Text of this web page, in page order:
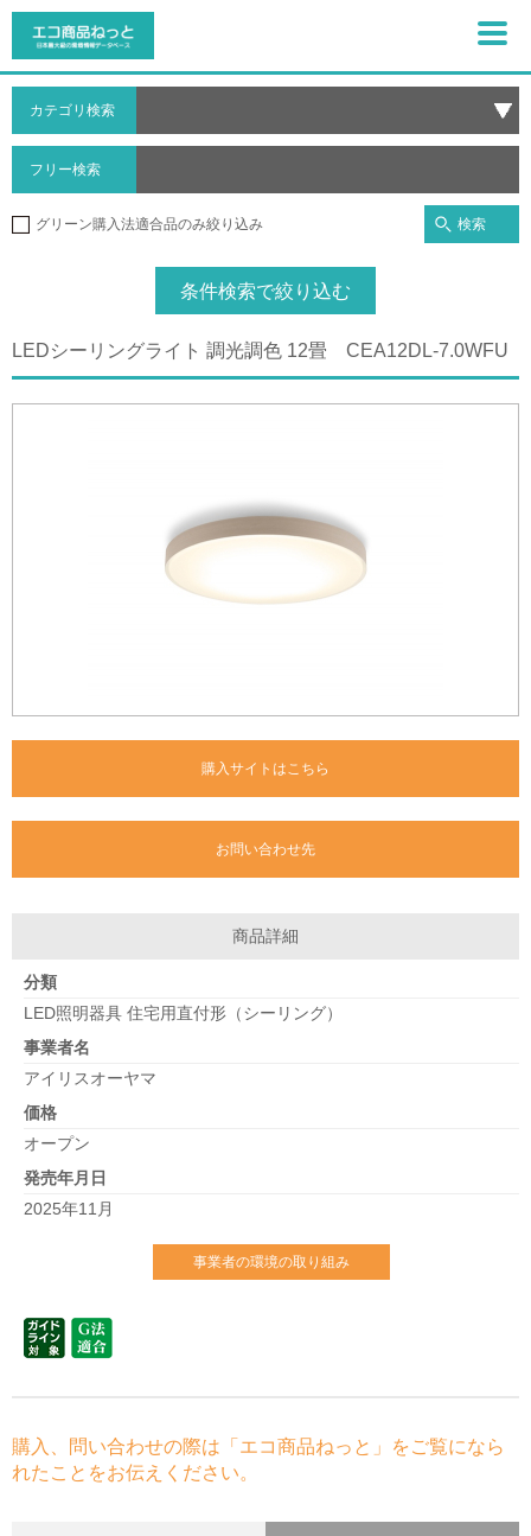
カテゴリ検索
フリー検索
グリーン購入法適合品のみ絞り込み 検索
条件検索で絞り込む
LEDシーリングライト 調光調色 12畳 CEA12DL-7.0WFU
購入サイトはこちら
お問い合わせ先
商品詳細
分類
LED照明器具 住宅用直付形（シーリング）
事業者名
アイリスオーヤマ
価格
オープン
発売年月日
2025年11月
事業者の環境の取り組み
購入、問い合わせの際は「エコ商品ねっと」をご覧になら
れたことをお伝えください。